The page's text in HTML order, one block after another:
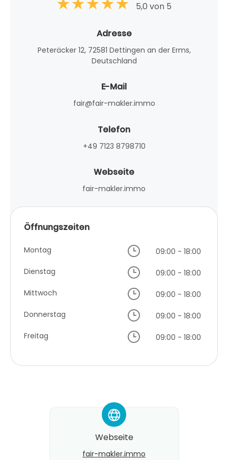
5,0 von 5
Adresse
Peteräcker 12, 72581 Dettingen an der Erms,
Deutschland
E-Mail
fair@fair-makler.immo
Telefon
+49 7123 8798710
Webseite
fair-makler.immo
Öffnungszeiten
Montag
09:00 - 18:00
Dienstag
09:00 - 18:00
Mittwoch
09:00 - 18:00
Donnerstag
09:00 - 18:00
Freitag
09:00 - 18:00
*
Webseite
fair-makler.immo